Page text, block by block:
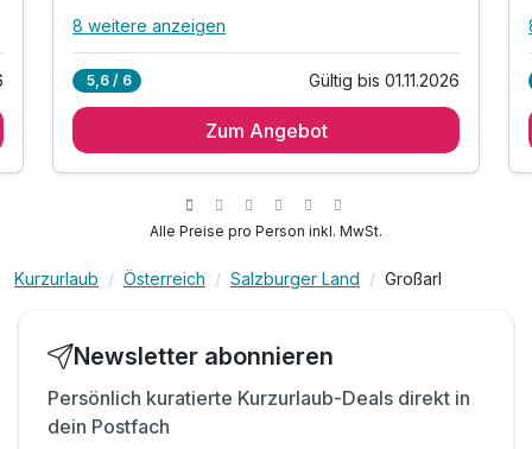
Alle Inklusivleistungen
2 x reichhaltiges Frühstück vom Buffet
Kostenlose Bademäntel und Frotteeslipper
Verleih von Fahrrädern - E-Bikes gegen Gebühr
Teilnahme an den bergsportlichen Aktivitäten
Mobility Ticket
#zubuchbare Kinderpreise inkl. Halbpension*
8 weitere anzeigen
5,6 / 6 Gültig bis 01.11.2026
Zum Angebot
Alle Preise pro Person inkl. MwSt.
Kurzurlaub Österreich Salzburger Land Großarl
Newsletter abonnieren
Persönlich kuratierte Kurzurlaub-Deals direkt in
dein Postfach